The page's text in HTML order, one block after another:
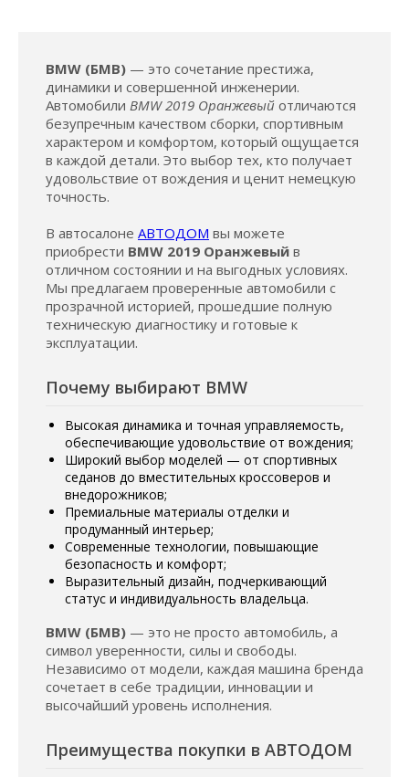
BMW (БМВ) — это сочетание престижа,
динамики и совершенной инженерии.
Автомобили BMW 2019 Оранжевый отличаются
безупречным качеством сборки, спортивным
характером и комфортом, который ощущается
в каждой детали. Это выбор тех, кто получает
удовольствие от вождения и ценит немецкую
точность.
В автосалоне АВТОДОМ вы можете
приобрести BMW 2019 Оранжевый в
отличном состоянии и на выгодных условиях.
Мы предлагаем проверенные автомобили с
прозрачной историей, прошедшие полную
техническую диагностику и готовые к
эксплуатации.
Почему выбирают BMW
Высокая динамика и точная управляемость,
обеспечивающие удовольствие от вождения;
Широкий выбор моделей — от спортивных
седанов до вместительных кроссоверов и
внедорожников;
Премиальные материалы отделки и
продуманный интерьер;
Современные технологии, повышающие
безопасность и комфорт;
Выразительный дизайн, подчеркивающий
статус и индивидуальность владельца.
BMW (БМВ) — это не просто автомобиль, а
символ уверенности, силы и свободы.
Независимо от модели, каждая машина бренда
сочетает в себе традиции, инновации и
высочайший уровень исполнения.
Преимущества покупки в АВТОДОМ